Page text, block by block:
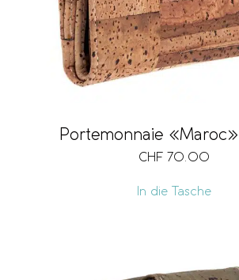
Portemonnaie
CHF 70.00
In die Tasche